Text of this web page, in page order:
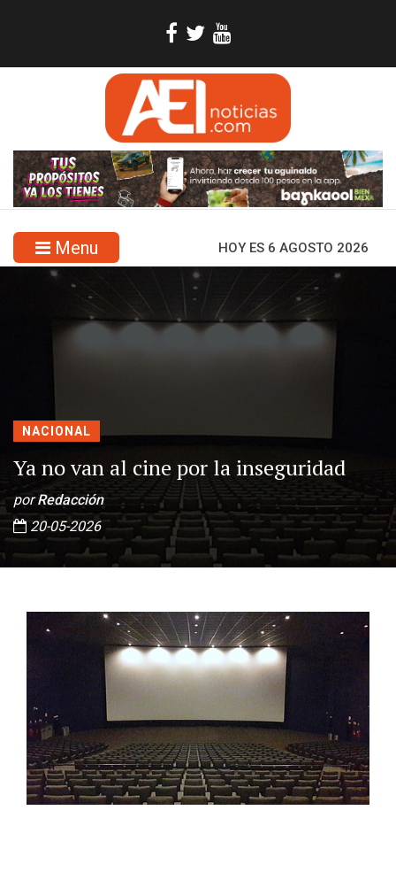
Menu HOY ES 6 AGOSTO 2026
NACIONAL
Ya no van al cine por la inseguridad
porRedacción
20-05-2026